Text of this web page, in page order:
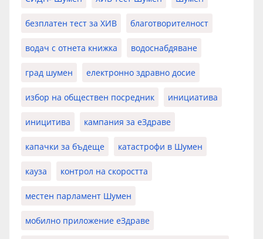
безплатен тест за ХИВ благотворителност
водач с отнета книжка водоснабдяване
град шумен електронно здравно досие
избор на обществен посредник инициатива
иницитива кампания за еЗдраве
капачки за бъдеще катастрофи в Шумен
кауза контрол на скоростта
местен парламент Шумен
мобилно приложение еЗдраве